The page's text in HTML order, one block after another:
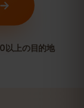
以上の目的地